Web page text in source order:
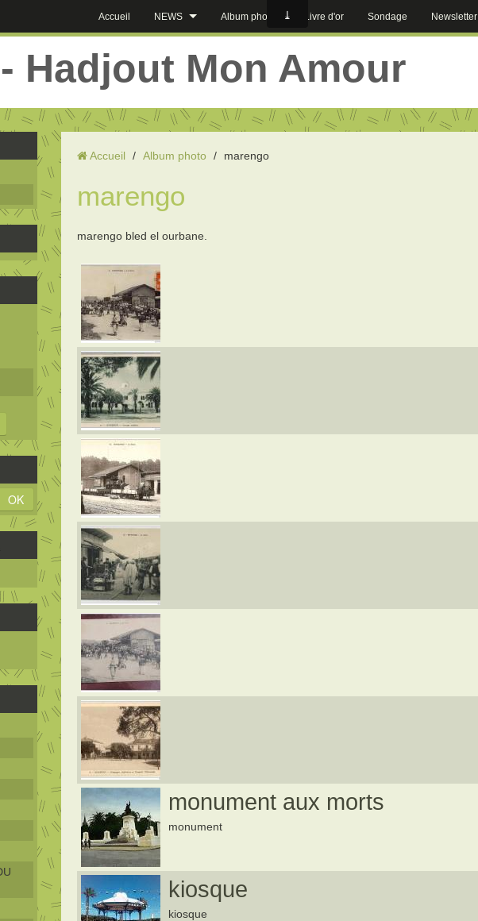
Accueil NEWS Album photos Livre d'or Sondage Newsletter
Hadjout Mon Amour
OK
Accueil / Album photo / marengo
marengo
marengo bled el ourbane.
monument aux morts
monument
kiosque
kiosque